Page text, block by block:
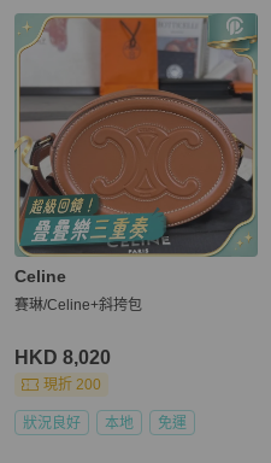
更多相似Celine女包推薦精品
Celine
賽琳/Celine+斜挎包
HKD 8,020
現折 200
狀況良好 本地 免運